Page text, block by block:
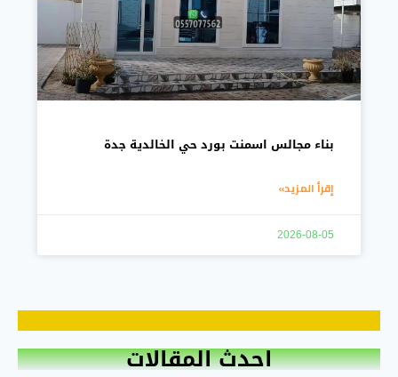
بناء مجالس اسمنت بورد حي الخالدية جدة
إقرأ المزيد»
2026-08-05
احدث المقالات